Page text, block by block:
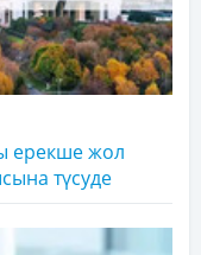
ерекше жол
түсуде